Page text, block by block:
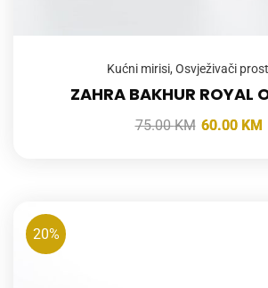
Kućni mirisi, Osvježivači
ZAHRA BAKHUR ROYAL
75.00KM 60.00 KM
20%